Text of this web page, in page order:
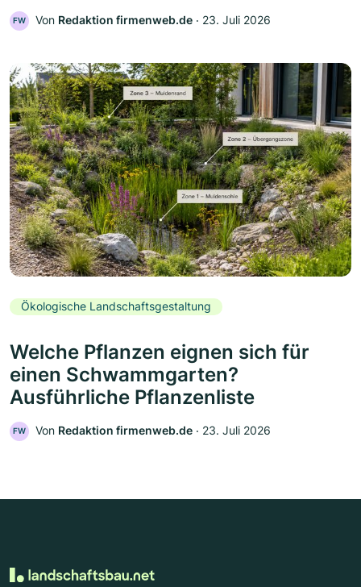
FW Von Redaktion firmenweb.de ‧ 23. Juli 2026
Ökologische Landschaftsgestaltung
Welche Pflanzen eignen sich für
einen Schwammgarten?
Ausführliche Pflanzenliste
FW Von Redaktion firmenweb.de ‧ 23. Juli 2026